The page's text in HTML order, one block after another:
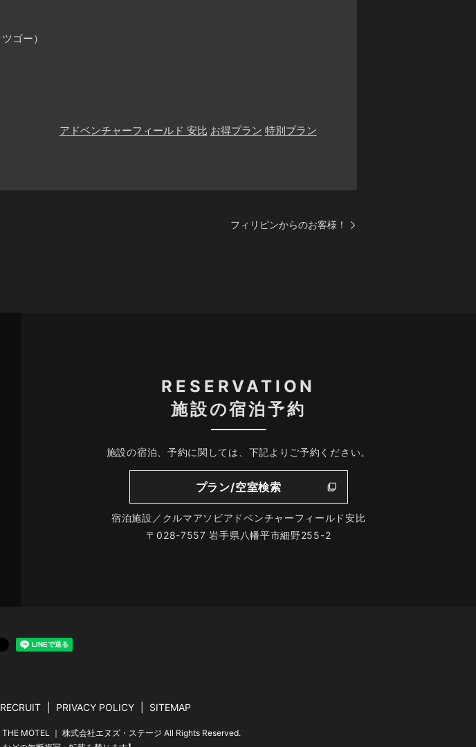
ゴー）
アドベンチャーフィールド 安比 お得プラン 特別プラン
フィリピンからのお客様！
RESERVATION
施設の宿泊予約
施設の宿泊、予約に関しては、下記よりご予約ください。
プラン/空室検索
宿泊施設／クルマアソビアドベンチャーフィールド安比
〒028-7557 岩手県八幡平市細野255-2
RECRUIT PRIVACY POLICY SITEMAP
MOTEL ｜ 株式会社エヌズ・ステージ All Rights Reserved.